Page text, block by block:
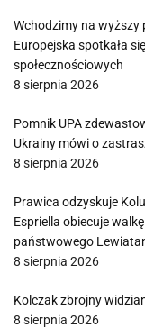
Wchodzimy na wyższy
Europejska spotkała
społecznościowych
8 sierpnia 2026
Pomnik UPA
Ukrainy mówi o
8 sierpnia 2026
Prawica odzyskuje
Espriella obiecuje
państwowego
8 sierpnia 2026
Kolczak zbrojny
8 sierpnia 2026